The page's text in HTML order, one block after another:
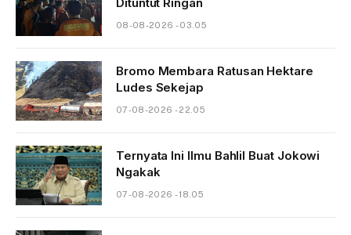
08-08-2026 - 03.05
Bromo Membara Ratusan Hektare
Ludes Sekejap
07-08-2026 - 22.05
Ternyata Ini Ilmu Bahlil Buat Jokowi
Ngakak
07-08-2026 - 18.05